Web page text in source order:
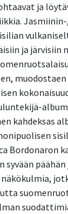
ja
ja järvisiin
kahdeksas
Bordonaron